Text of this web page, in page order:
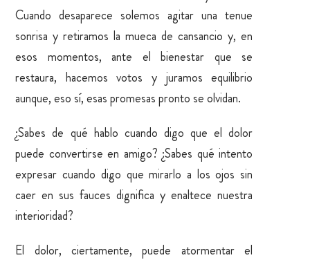
Cuando desaparece solemos agitar una tenue
sonrisa y retiramos la mueca de cansancio y, en
esos momentos, ante el bienestar que se
restaura, hacemos votos y juramos equilibrio
aunque, eso sí, esas promesas pronto se olvidan.
¿Sabes de qué hablo cuando digo que el dolor
puede convertirse en amigo? ¿Sabes qué intento
expresar cuando digo que mirarlo a los ojos sin
caer en sus fauces dignifica y enaltece nuestra
interioridad?
El dolor, ciertamente, puede atormentar el